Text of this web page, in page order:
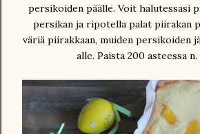
persikoiden päälle. Voit halutessasi
persikan ja ripotella palat piirakan
väriä piirakkaan, muiden persikoiden
alle. Paista 200 asteessa n.